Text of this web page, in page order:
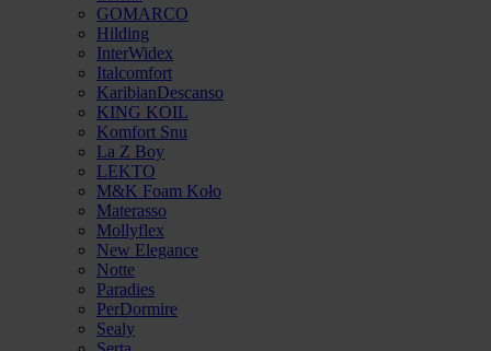
GOMARCO
Hilding
InterWidex
Italcomfort
KaribianDescanso
KING KOIL
Komfort Snu
La Z Boy
LEKTO
M&K Foam Koło
Materasso
Mollyflex
New Elegance
Notte
Paradies
PerDormire
Sealy